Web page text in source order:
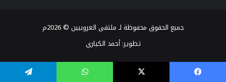
جميع الحقوق محفوظة لـ ملتقى العروبيين © 2026م
تطوير:أحمد الكياري